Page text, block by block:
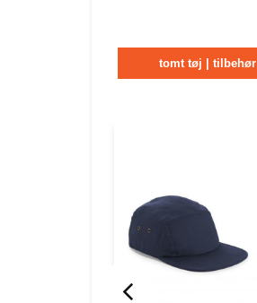
tomt tøj | tilbehør